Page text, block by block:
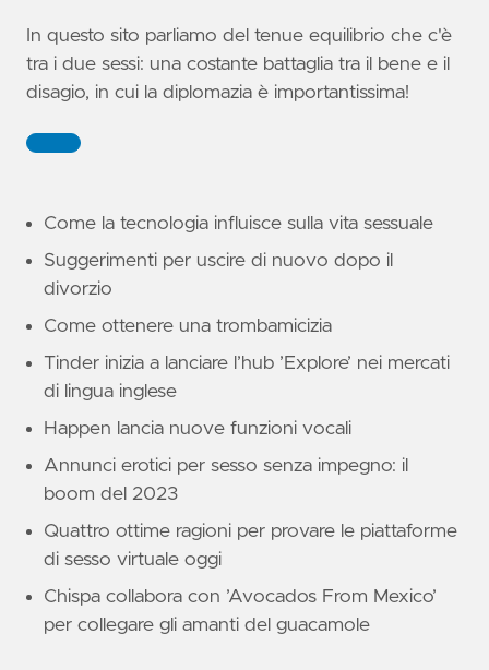
In questo sito parliamo del tenue equilibrio che c'è
tra i due sessi: una costante battaglia tra il bene e il
disagio, in cui la diplomazia è importantissima!
Come la tecnologia influisce sulla vita sessuale
Suggerimenti per uscire di nuovo dopo il
divorzio
Come ottenere una trombamicizia
Tinder inizia a lanciare l’hub ’Explore’ nei mercati
di lingua inglese
Happen lancia nuove funzioni vocali
Annunci erotici per sesso senza impegno: il
boom del 2023
Quattro ottime ragioni per provare le piattaforme
di sesso virtuale oggi
Chispa collabora con ’Avocados From Mexico’
per collegare gli amanti del guacamole